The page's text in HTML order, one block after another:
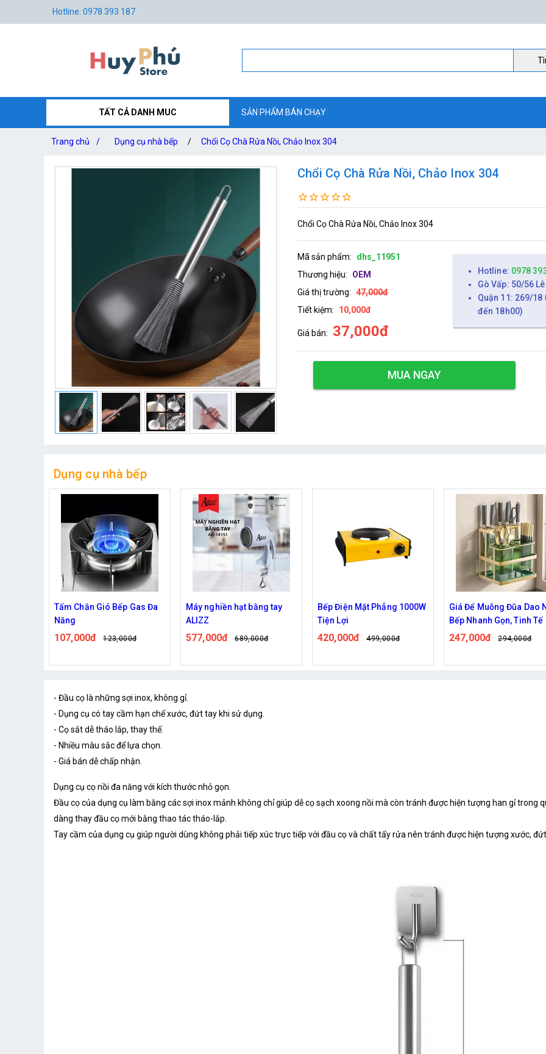
Hotline: 0978 393 187
TẤT CẢ DANH MUC SẢN PHẨM BÁN CHẠY
Trang chủ / Dụng cụ nhà bếp / Chổi Cọ Chà Rửa Nồi, Chảo Inox 304
Chổi Cọ Chà Rửa Nồi, Chảo Inox 304
Chổi Cọ Chà Rửa Nồi, Chảo Inox 304
Mã sản phẩm:
dhs_11951
Thương hiệu:
OEM
Giá thị trường: 47,000đ
Tiết kiệm:
10,000đ
Giá bán: 37,000đ
Hotline: 0978
Gò Vấp: 50/56 Lê
Quận 11: 269/18
đến 18h00)
MUA NGAY
Dụng cụ nhà bếp
Máy nghiền hạt bằng tay
ALIZZ
577,000đ 689,000đ
Bếp Điện Mặt Phẳng 1000W
Tiện Lợi
420,000đ 499,000đ
Giá Để Muỗng Đũa Dao Nhà
Bếp Nhanh Gọn, Tinh Tế
247,000đ 294,000đ
Máy Hút Chân Không
7912
266,000đ 337,000đ
- Đầu cọ là những sợi inox, không gỉ.
- Dụng cụ có tay cầm hạn chế xước, đứt tay khi sử dụng.
- Cọ sắt dễ tháo lắp, thay thế.
- Nhiều màu sắc để lựa chọn.
- Giá bán dễ chấp nhận.
Dụng cụ cọ nồi đa năng với kích thước nhỏ gọn.
Đầu cọ của dụng cụ làm bằng các sợi inox mảnh không chỉ giúp dễ cọ sạch xoong nồi mà còn tránh được hiện tượng han gỉ trong
dàng thay đầu cọ mới bằng thao tác tháo-lắp.
Tay cầm của dụng cụ giúp người dùng không phải tiếp xúc trực tiếp với đầu cọ và chất tẩy rửa nên tránh được hiện tượng xước,